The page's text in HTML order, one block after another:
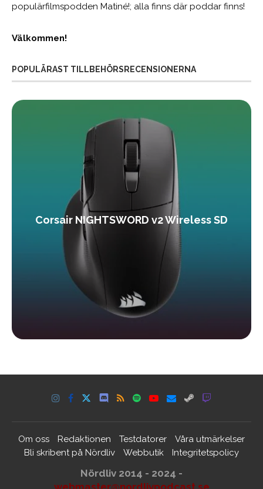
populärfilmspodden Matiné!; alla finns där poddar finns!
Välkommen!
POPULÄRAST TILLBEHÖRSRECENSIONERNA
Corsair NIGHTSWORD v2 Wireless SD
Om oss Redaktionen Testdatorer
Våra utmärkelser
Bli skribent på Nördliv
Webbutik Integritetspolicy
Nördliv 2014 - 2024 -
webmaster@nordlivpodcast.se